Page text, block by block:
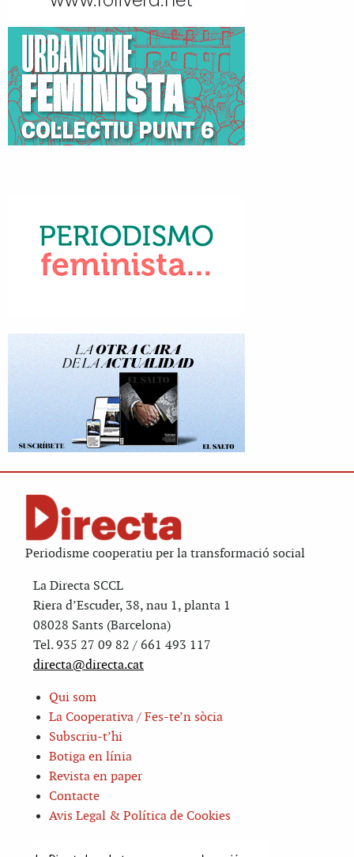
Periodisme cooperatiu per la transformació social
La Directa SCCL
Riera d’Escuder, 38, nau 1, planta 1
08028 Sants (Barcelona)
Tel. 935 27 09 82 / 661 493 117
directa@directa.cat
Qui som
La Cooperativa / Fes-te’n sòcia
Subscriu-t’hi
Botiga en línia
Revista en paper
Contacte
Avis Legal & Política de Cookies